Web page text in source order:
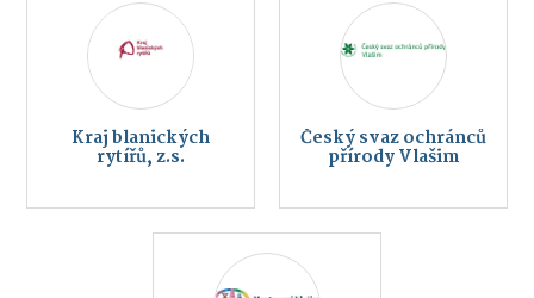
Kraj blanických
rytířů, z.s.
Český svaz ochránců
přírody Vlašim